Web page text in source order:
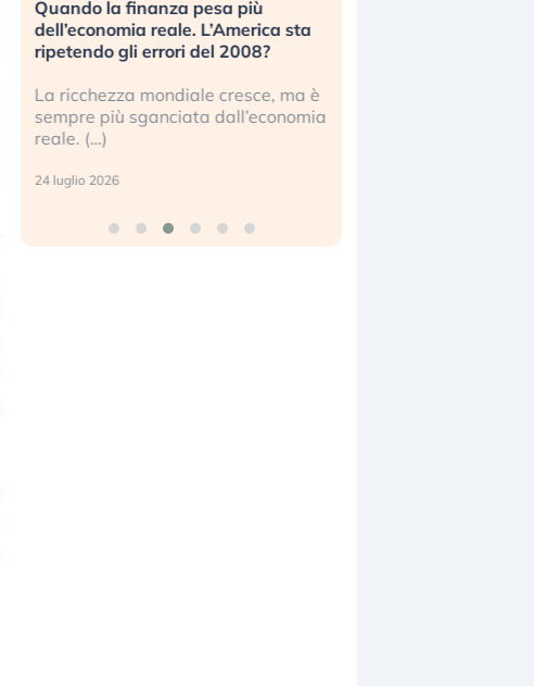
Quando la finanza pesa più
dell’economia reale. L’America sta
ripetendo gli errori del 2008?
La ricchezza mondiale cresce, ma è
sempre più sganciata dall’economia
reale. (…)
24 luglio 2026